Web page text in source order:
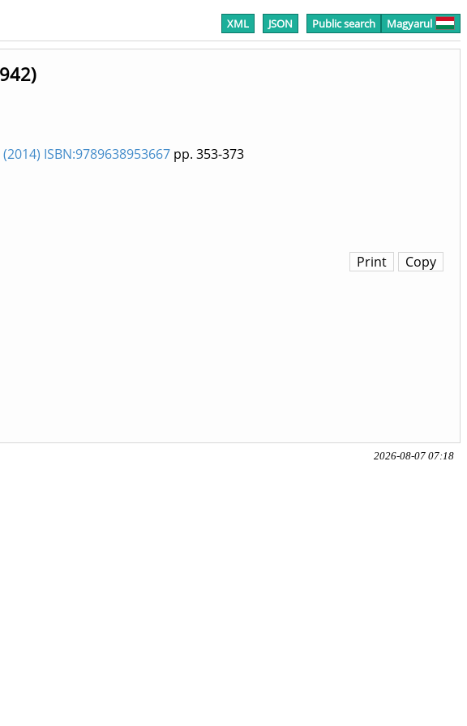
XML JSON Public search Magyarul
ISBN:9789638953667 pp. 353-373
Copy
Print
2026-08-07 07:18